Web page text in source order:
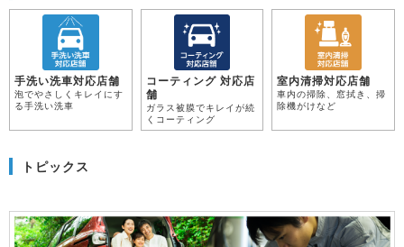
手洗い洗車対応店舗
泡でやさしくキレイにす
る手洗い洗車
コーティング 対応店
舗
ガラス被膜でキレイが続
くコーティング
室内清掃対応店舗
車内の掃除、窓拭き、掃
除機がけなど
トピックス